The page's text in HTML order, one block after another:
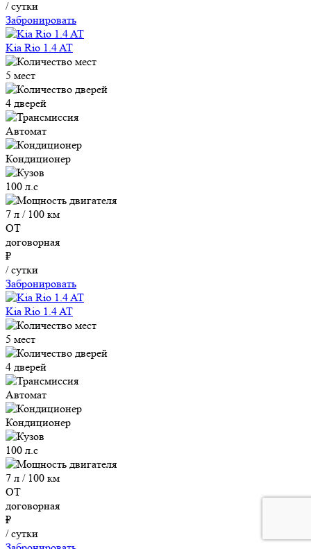
/ сутки
Забронировать
Kia Rio 1.4 AT
5 мест
4 дверей
Автомат
Кондиционер
100 л.с
7 л / 100 км
ОТ
договорная
₽
/ сутки
Забронировать
Kia Rio 1.4 AT
5 мест
4 дверей
Автомат
Кондиционер
100 л.с
7 л / 100 км
ОТ
договорная
₽
/ сутки